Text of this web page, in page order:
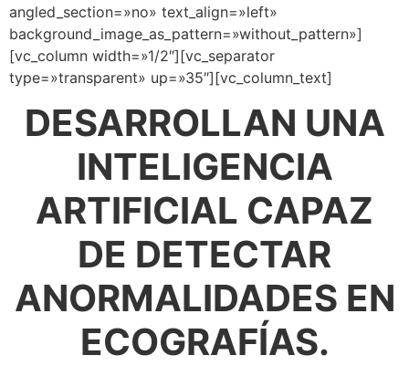
angled_section=»no» text_align=»left»
background_image_as_pattern=»without_pattern»]
[vc_column width=»1/2″][vc_separator
type=»transparent» up=»35″][vc_column_text]
DESARROLLAN UNA
INTELIGENCIA
ARTIFICIAL CAPAZ
DE DETECTAR
ANORMALIDADES EN
ECOGRAFÍAS.